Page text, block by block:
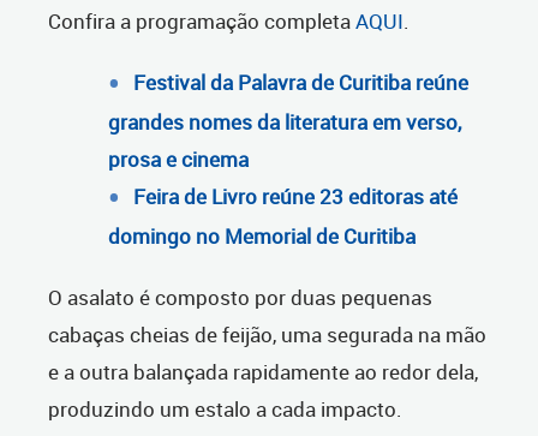
Confira a programação completaAQUI.
Festival da Palavra de Curitiba reúne
grandes nomes da literatura em verso,
prosa e cinema
Feira de Livro reúne 23 editoras até
domingo no Memorial de Curitiba
O asalato é composto por duas pequenas
cabaças cheias de feijão, uma segurada na mão
e a outra balançada rapidamente ao redor dela,
produzindo um estalo a cada impacto.